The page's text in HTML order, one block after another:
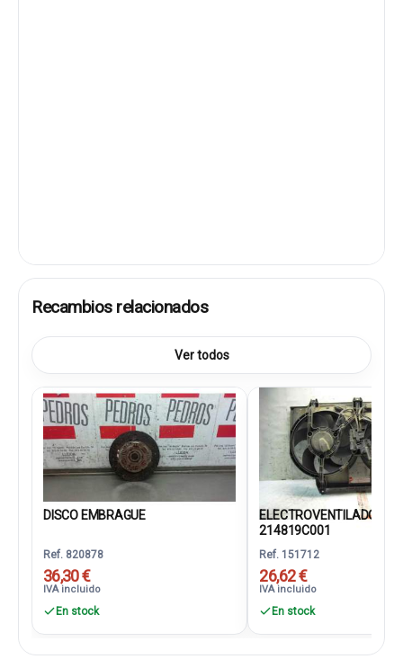
Recambios relacionados
Ver todos
DISCO EMBRAGUE
Ref. 820878
36,30 €
IVA incluido
En stock
ELECTROVENTILADOR
214819C001
Ref. 151712
26,62 €
IVA incluido
En stock